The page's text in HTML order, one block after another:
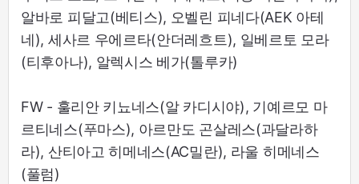
알바로 피달고(베티스), 오벨린 피네다(AEK 아테
네), 세사르 우에르타(안더레흐트), 일베르토 모라
(티후아나), 알렉시스 베가(톨루카)
FW - 훌리안 키뇨네스(알 카디시야), 기예르모 마
르티네스(푸마스), 아르만도 곤살레스(과달라하
라), 산티아고 히메네스(AC밀란), 라울 히메네스
(풀럼)